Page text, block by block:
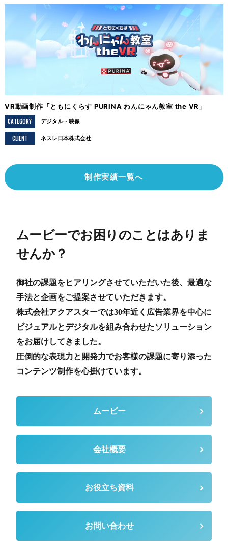
VR動画制作「ともにくらす PURINA わんにゃん教室 the VR」
CATEGORY
デジタル 映像
CLIENT ネスレ日本株式会社
制作実績一覧へ
ムービーでお困りのことはありま
せんか？
御社の課題をヒアリングさせていただいた後、最適な
手法と企画をご提案させていただきます。
株式会社アクアスターでは30年近く広告業界を中心に
ビジュアルとデジタルを組み合わせたソリューション
をお届けしてきました。
圧倒的な表現力と開発力でお客様の課題に寄り添った
コンテンツ制作を心掛けています。
ムービー
会社概要
お役立ち資料
お問い合わせ